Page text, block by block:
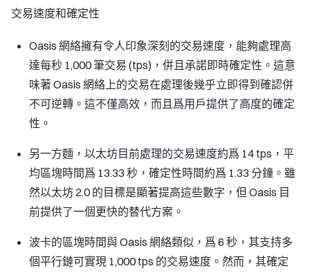
交易速度和確定性
Oasis 網絡擁有令人印象深刻的交易速度，能夠處理高
達每秒 1,000 筆交易 (tps)，併且承諾即時確定性。這意
味著 Oasis 網絡上的交易在處理後幾乎立即得到確認併
不可逆轉。這不僅高效，而且爲用戶提供了高度的確定
性。
另一方麵，以太坊目前處理的交易速度約爲 14 tps，平
均區塊時間爲 13.33 秒，確定性時間約爲 1.33 分鐘。雖
然以太坊 2.0 的目標是顯著提高這些數字，但 Oasis 目
前提供了一個更快的替代方案。
波卡的區塊時間與 Oasis 網絡類似，爲 6 秒，其支持多
個平行鏈可實現 1,000 tps 的交易速度。然而，其確定